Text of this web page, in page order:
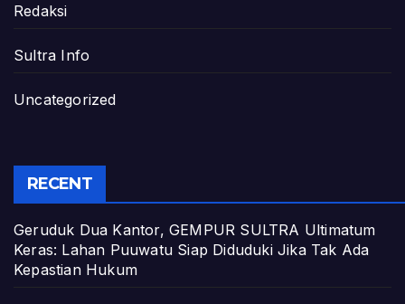
Redaksi
Sultra Info
Uncategorized
RECENT
Geruduk Dua Kantor, GEMPUR SULTRA Ultimatum
Keras: Lahan Puuwatu Siap Diduduki Jika Tak Ada
Kepastian Hukum